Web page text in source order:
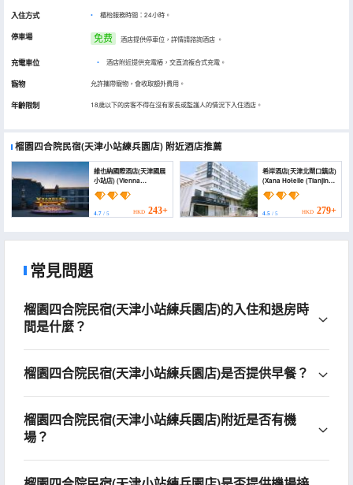
入住方式 櫃枱服務時間：24小時。
停車場 免费 酒店提供停車位，詳情請諮詢酒店 。
充電車位 • 酒店附近提供充電樁，交直流複合式充電。
寵物 允許攜帶寵物，會收取額外費用。
年齡限制 18歲以下的房客不得在沒有家長或監護人的情況下入住酒店。
榴園四合院民宿(天津小站練兵園店) 附近酒店推薦
維也納國際酒店(天津國展
小站店) (Vienna
International Hotel
(Tianjin International
Exhibition Station))
4.7 / 5 HKD 243+
希岸酒店(天津北閘口鎮店)
(Xana Hotelle (Tianjin
Beizhakou Town))
4.5/ 5 HKD 279+
常見問題
榴園四合院民宿(天津小站練兵園店)的入住和退房時
間是什麼？
榴園四合院民宿(天津小站練兵園店)是否提供早餐？
榴園四合院民宿(天津小站練兵園店)附近是否有機
場？